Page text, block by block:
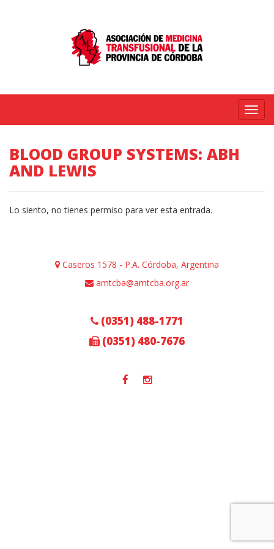
Menú
BLOOD GROUP SYSTEMS: ABH
AND LEWIS
Lo siento, no tienes permiso para ver esta entrada.
Caseros 1578 - P.A. Córdoba, Argentina
amtcba@amtcba.org.ar
(0351) 488-1771
(0351) 480-7676